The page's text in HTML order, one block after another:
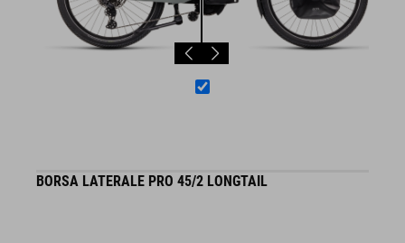
BORSA LATERALE PRO 45/2 LONGTAIL